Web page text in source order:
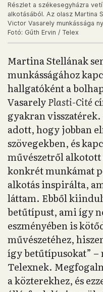
Részlet a székesegyházra
alkotásából. Az olasz
Victor Vasarely munkássága
Fotó: Gűth Ervin / Telex
Martina Stellának
munkásságához
hallgatóként a
VasarelyPlasti-Cité
gyakran
adott, hogy jobban
szövegekben, és
művészetről alkotott
konkrét munkámat
alkotás inspirálta,
láttam. Ebből
betűtípust, ami így
eszményében is
művészetéhez,
így betűtípusokat” –
Telexnek.
a közterekhez, és